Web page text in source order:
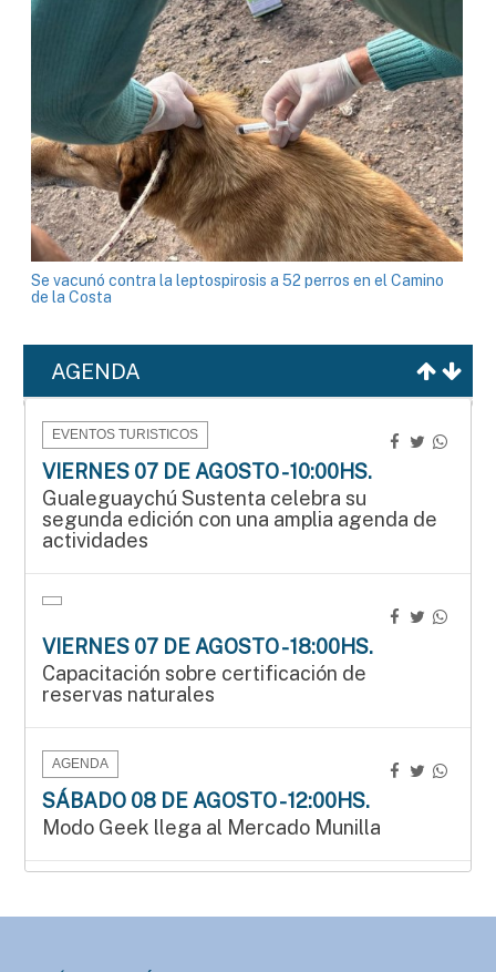
Se vacunó contra la leptospirosis a 52 perros en el Camino
de la Costa
AGENDA
EVENTOS TURISTICOS
VIERNES 07 DE AGOSTO - 10:00HS.
Gualeguaychú Sustenta celebra su
segunda edición con una amplia agenda de
actividades
VIERNES 07 DE AGOSTO - 18:00HS.
Capacitación sobre certificación de
reservas naturales
AGENDA
SÁBADO 08 DE AGOSTO - 12:00HS.
Modo Geek llega al Mercado Munilla